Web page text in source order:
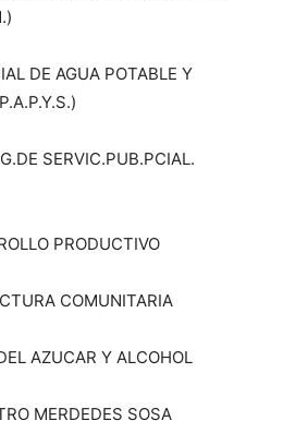
DE AGUA POTABLE Y
SERVIC.PUB.PCIAL.
PRODUCTIVO
COMUNITARIA
AZUCAR Y ALCOHOL
MERDEDES SOSA